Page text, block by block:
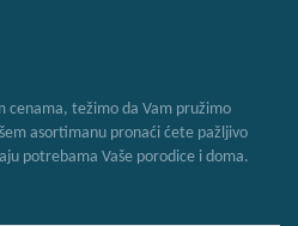
cenama, težimo da Vam pružimo
asortimanu pronaći ćete pažljivo
potrebama Vaše porodice i doma.